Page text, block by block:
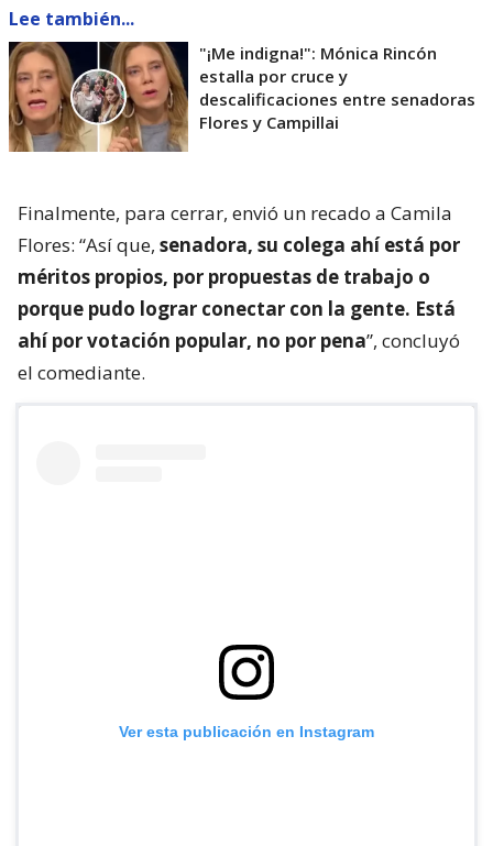
Lee también...
"¡Me indigna!": Mónica Rincón
estalla por cruce y
descalificaciones entre senadoras
Flores y Campillai
Finalmente, para cerrar, envió un recado a Camila
Flores: “Así que, senadora, su colega ahí está por
méritos propios, por propuestas de trabajo o
porque pudo lograr conectar con la gente. Está
ahí por votación popular, no por pena”, concluyó
el comediante.
Ver esta publicación en Instagram